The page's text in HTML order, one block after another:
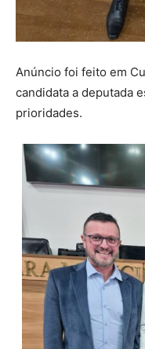
Anúncio foi feito em
candidata a deputada
prioridades.